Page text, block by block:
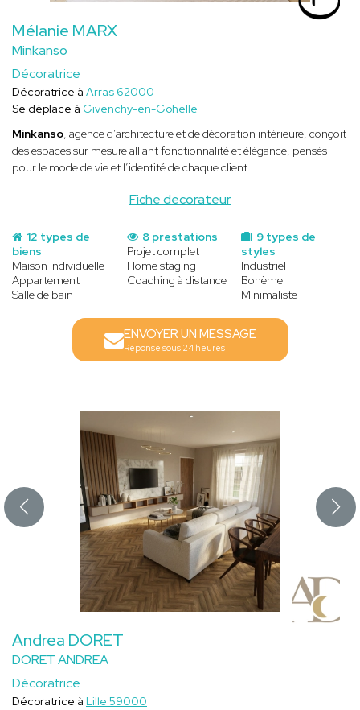
Mélanie MARX
Minkanso
Décoratrice
Fiche decorateur
Décoratrice à Arras 62000
Se déplace à Givenchy-en-Gohelle
Minkanso , agence d’architecture et de décoration intérieure, conçoit
des espaces sur mesure alliant fonctionnalité et élégance, pensés
pour le mode de vie et l’identité de chaque client.
12 types de
biens
Maison individuelle
Appartement
Salle de bain
9 types de
styles
Industriel
Bohème
Minimaliste
8 prestations
Projet complet
Home staging
Coaching à distance
ENVOYER UN MESSAGE
Réponse sous 24 heures
Andrea DORET
DORET ANDREA
Décoratrice
Décoratrice à Lille 59000